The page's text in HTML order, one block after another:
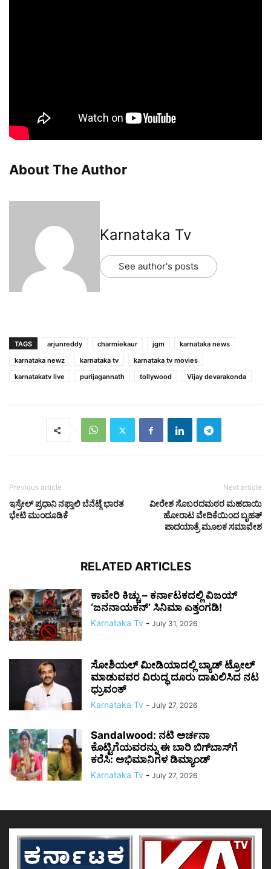
About The Author
Karnataka Tv
See author's posts
TAGS arjunreddy charmiekaur jgm
karnataka news
karnataka newz
karnataka tv
karnataka tv movies
karnatakatv live
purijagannath tollywood Vijay devarakonda
Previous article
ಇಸ್ರೇಲ್ ಪ್ರಧಾನಿ ನಫ್ತಾಲಿ ಬೆನೆಟ್ಗೆ ಭಾರತ
ಭೇಟಿ ಮುಂದೂಡಿಕೆ
Next article
ವೀರೇಶ ಸೊಬರದಮಠರ ಮಹದಾಯಿ
ಹೋರಾಟ ವೇದಿಕೆಯಿಂದ ಬೃಹತ್
ಪಾದಯಾತ್ರೆ ಮೂಲಕ ಸಮಾವೇಶ
RELATED ARTICLES
ಕಾವೇರಿ ಕಿಚ್ಚು – ಕರ್ನಾಟಕದಲ್ಲಿ ವಿಜಯ್
‘ಜನನಾಯಕನ್’ ಸಿನಿಮಾ ಎತ್ತಂಗಡಿ!
Karnataka Tv - July 31, 2026
ಸೋಶಿಯಲ್ ಮೀಡಿಯಾದಲ್ಲಿ ಬ್ಯಾಡ್ ಟ್ರೋಲ್
ಮಾಡುವವರ ವಿರುದ್ಧ ದೂರು ದಾಖಲಿಸಿದ ನಟ
ಧ್ರುವಂತ್
Karnataka Tv - July 27, 2026
Sandalwood: ನಟಿ ಅರ್ಚನಾ
ಕೊಟ್ಟಿಗೆಯವರನ್ನು ಈ ಬಾರಿ ಬಿಗ್‌ಬಾಸ್‌ಗೆ
ಕರೆಸಿ: ಅಭಿಮಾನಿಗಳ ಡಿಮ್ಯಾಂಡ್
Karnataka Tv - July 27, 2026